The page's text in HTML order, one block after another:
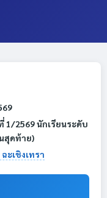
1/2569 นักเรียนระดับ
สุดท้าย)
ะเชิงเทรา